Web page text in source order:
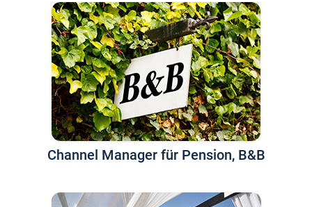
Channel Manager für Pension, B&B